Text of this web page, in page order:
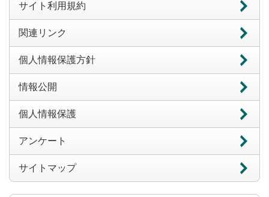
サイト利用規約
関連リンク
個人情報保護方針
情報公開
個人情報保護
アンケート
サイトマップ